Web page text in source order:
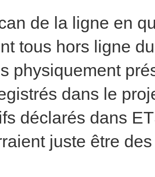
de la ligne en
tous hors ligne
physiquement
dans le
déclarés dans
juste être